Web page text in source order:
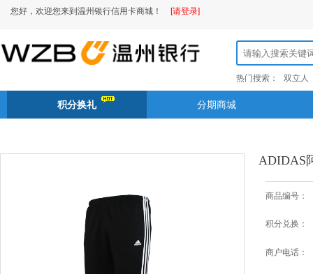
您好，欢迎您来到温州银行信用卡商城！ [请登录]
热门搜索： 双立人
积分换礼 分期商城
ADIDAS
商品编号：
积分兑换：
商户电话：